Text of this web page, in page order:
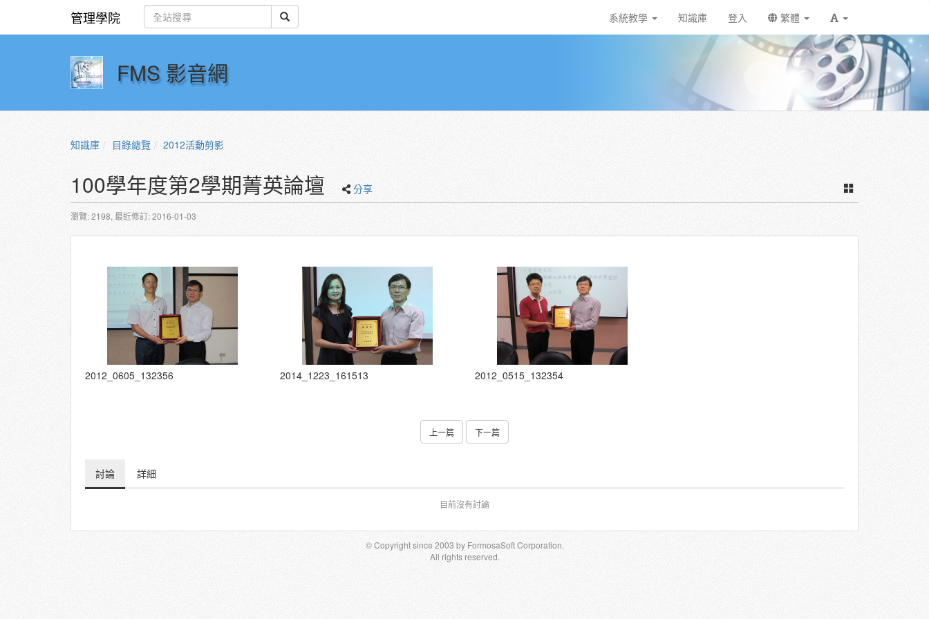
管理學院 系統教學 知識庫 登入 繁體
FMS 影音網
知識庫 目錄總覽 2012活動剪影
100學年度第2學期菁英論壇 分享
瀏覽: 2198, 最近修訂: 2016-01-03
2012_0605_132356 2014_1223_161513 2012_0515_132354
上一篇 下一篇
討論 詳細
目前沒有討論
© Copyright since 2003 by FormosaSoft Corporation.
All rights reserved.